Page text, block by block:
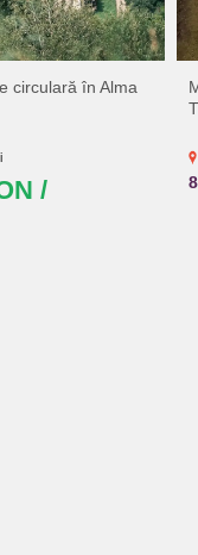
circulară în Alma
/